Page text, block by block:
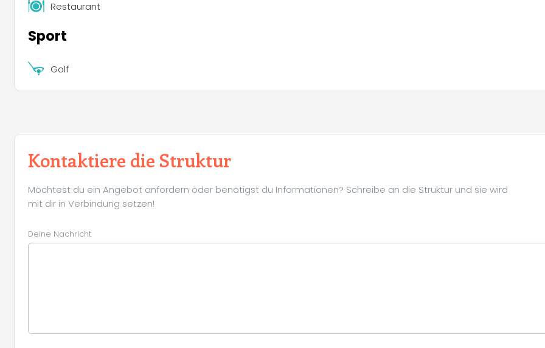
Restaurant
Sport
Golf
Kontaktiere die Struktur
Möchtest du ein Angebot anfordern oder benötigst du Informationen? Schreibe an die Struktur und sie wird
mit dir in Verbindung setzen!
Deine Nachricht